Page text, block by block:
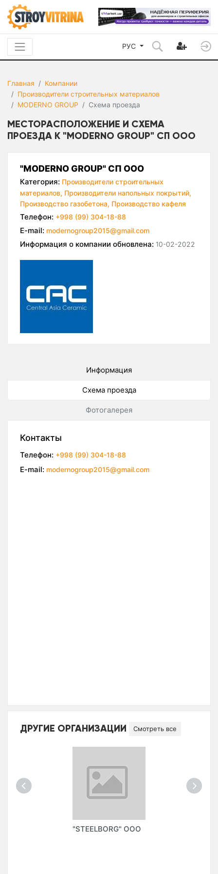
РУС
Главная
Компании
Производители строительных материалов
MODERNO GROUP
Схема проезда
МЕСТОРАСПОЛОЖЕНИЕ И СХЕМА
ПРОЕЗДА К "MODERNO GROUP" СП ООО
"MODERNO GROUP" СП ООО
Категория: Производители строительных
материалов, Производители напольных покрытий,
Производство газобетона, Производство кафеля
Телефон: +998 (99) 304-18-88
E-mail: modernogroup2015@gmail.com
Информация о компании обновлена: 10-02-2022
Информация
Схема проезда
Фотогалерея
Контакты
Телефон: +998 (99) 304-18-88
E-mail: modernogroup2015@gmail.com
ДРУГИЕ ОРГАНИЗАЦИИ Смотреть все
"STEELBORG" ООО